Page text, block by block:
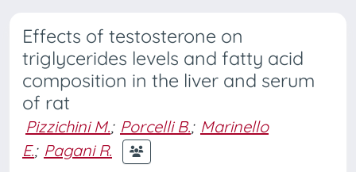
Effects of testosterone on
triglycerides levels and fatty acid
composition in the liver and serum
of rat
Pizzichini M.; Porcelli B.; Marinello
E.; Pagani R.